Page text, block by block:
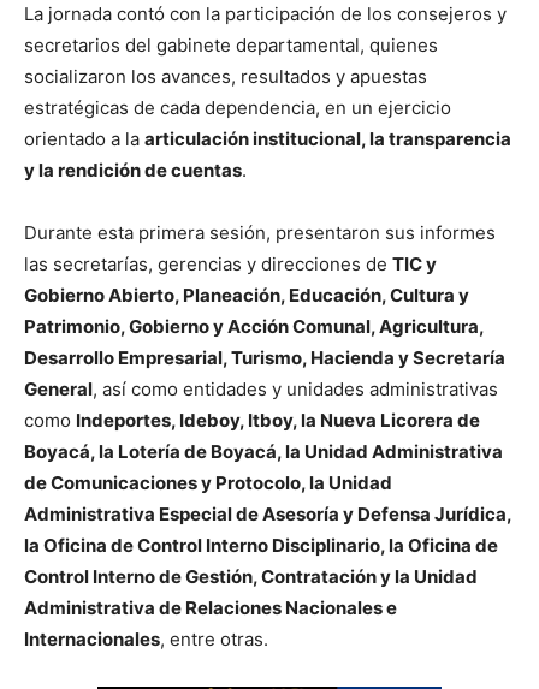
La jornada contó con la participación de los consejeros y
secretarios del gabinete departamental, quienes
socializaron los avances, resultados y apuestas
estratégicas de cada dependencia, en un ejercicio
orientado a la articulación institucional, la transparencia
y la rendición de cuentas.
Durante esta primera sesión, presentaron sus informes
las secretarías, gerencias y direcciones de TIC y
Gobierno Abierto, Planeación, Educación, Cultura y
Patrimonio, Gobierno y Acción Comunal, Agricultura,
Desarrollo Empresarial, Turismo, Hacienda y Secretaría
General, así como entidades y unidades administrativas
como Indeportes, Ideboy, Itboy, la Nueva Licorera de
Boyacá, la Lotería de Boyacá, la Unidad Administrativa
de Comunicaciones y Protocolo, la Unidad
Administrativa Especial de Asesoría y Defensa Jurídica,
la Oficina de Control Interno Disciplinario, la Oficina de
Control Interno de Gestión, Contratación y la Unidad
Administrativa de Relaciones Nacionales e
Internacionales, entre otras.